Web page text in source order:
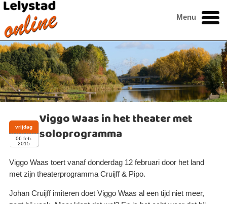
Menu
Viggo Waas in het theater met
soloprogramma
vrijdag
06 feb.
2015
Viggo Waas toert vanaf donderdag 12 februari door het land
met zijn theaterprogramma Cruijff & Pipo.
Johan Cruijff imiteren doet Viggo Waas al een tijd niet meer,